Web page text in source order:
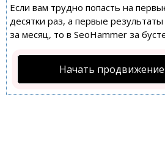
Если вам трудно попасть на
десятки раз, а первые
за месяц, то в SeoHammer за
Начать продвижение